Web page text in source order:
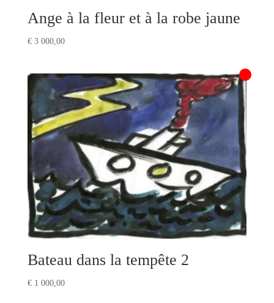
Ange à la fleur et à la robe jaune
€3 000,00
Bateau dans la tempête 2
€1 000,00